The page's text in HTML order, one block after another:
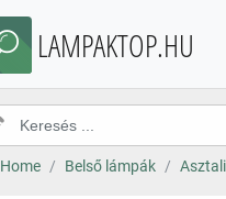
LAMPAKTOP.HU
Home Belső lámpák